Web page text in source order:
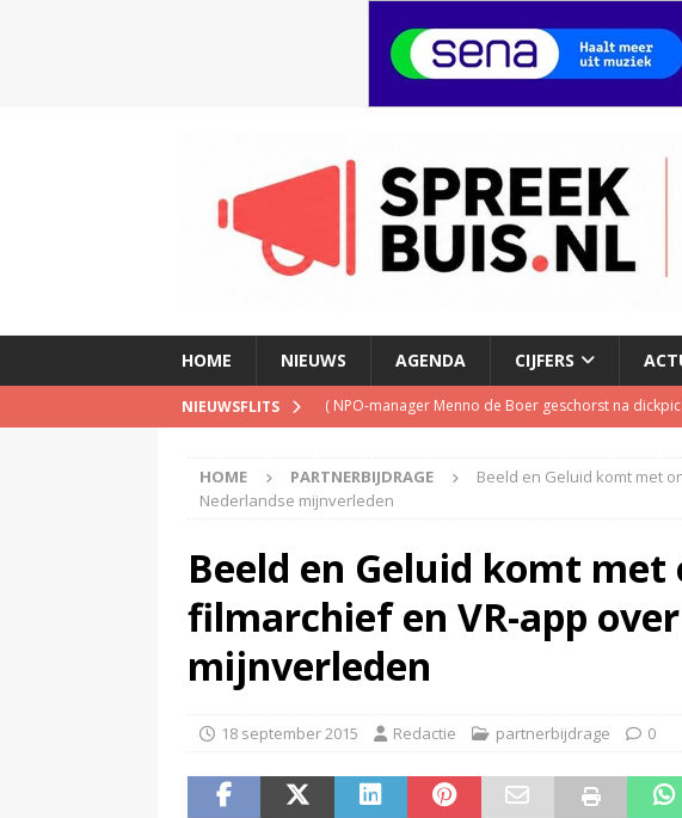
HOME NIEUWS AGENDA CIJFERS
NIEUWSFLITS ( NPO-manager Menno de Boer geschorst na
(Beeld & Geluid presenteert Fonos: een nieuwe
(Streaming passeert traditionele tv voor het eerst in
HOME PARTNERBIJDRAGE
Beeld en Geluid komt met
Nederlandse mijnverleden
Beeld en Geluid komt met
filmarchief en VR-app
mijnverleden
18 september 2015 Redactie partnerbijdrage 0